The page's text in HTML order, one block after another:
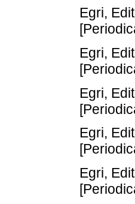
Egri, Edit
Egri, Edit
Egri, Edit
Egri, Edit
Egri, Edit